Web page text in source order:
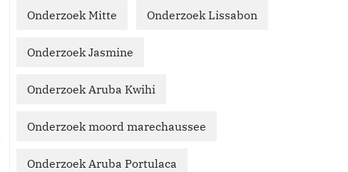
Onderzoek Mitte Onderzoek Lissabon
Onderzoek Jasmine
Onderzoek Aruba Kwihi
Onderzoek moord marechaussee
Onderzoek Aruba Portulaca